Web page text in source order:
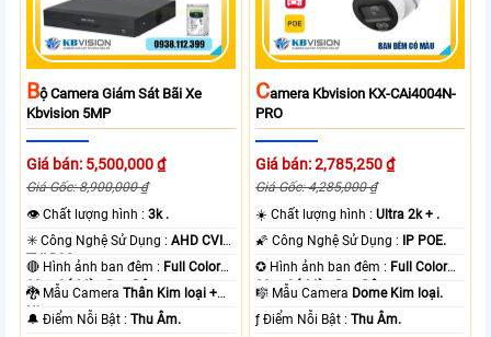
BỘ Camera Giám Sát Bãi Xe
Kbvision 5MP
Giá bán: 5,500,000 ₫
Giá Gốc: 8,900,000 ₫
👁 Chất lượng hình :3k .
✳️ Công Nghệ Sử Dụng :AHD CVI
TVI BCS.
🔴 Hình ảnh ban đêm : Full Color
80m Có Màu Ban Ðêm.
🐉️ Mẫu CameraThân Kim loại +
Nhựa.
️🔔 Điểm Nỗi Bật :Thu Âm.
CAmera Kbvision KX-CAi4004N-
PRO
Giá bán: 2,785,250 ₫
Giá Gốc: 4,285,000 ₫
☀️ Chất lượng hình :Ultra 2k + .
🌠 Công Nghệ Sử Dụng :
IP POE.
✪ Hình ảnh ban đêm : Full Color
30m Có Màu Ban Ðêm.
🎼️ Mẫu Camera Dome Kim loại.
️ƒ Điểm Nỗi Bật :Thu Âm.